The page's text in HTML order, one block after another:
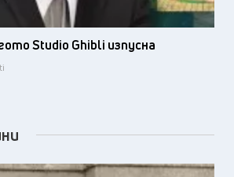
Studio Ghibli изпусна